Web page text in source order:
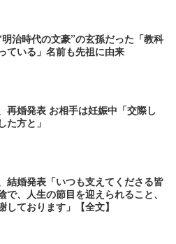
治時代の文豪”の玄孫だった「教科
ている」名前も先祖に由来
再婚発表 お相手は妊娠中「交際し
た方と」
結婚発表「いつも支えてくださる皆
で、人生の節目を迎えられること、
しております」【全文】